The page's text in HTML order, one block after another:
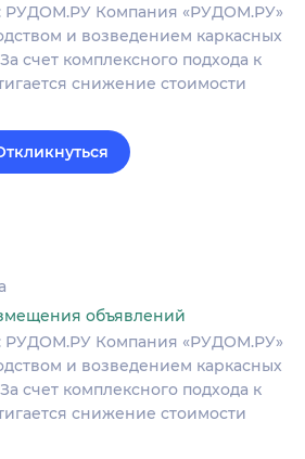
РУДОМ.РУ Компания «РУДОМ.РУ»
и возведением каркасных
счет комплексного подхода к
снижение стоимости
объявлений
РУДОМ.РУ Компания «РУДОМ.РУ»
и возведением каркасных
счет комплексного подхода к
снижение стоимости